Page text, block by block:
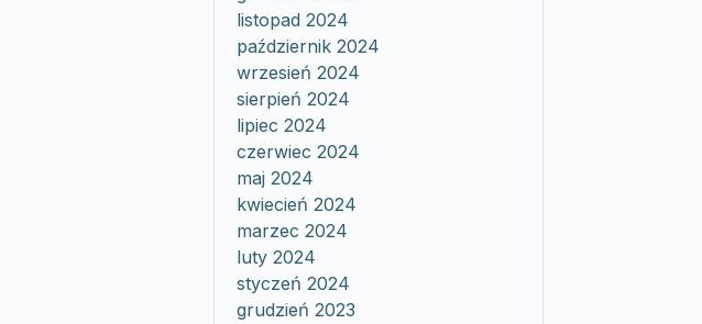
listopad 2024
październik 2024
wrzesień 2024
sierpień 2024
lipiec 2024
czerwiec 2024
maj 2024
kwiecień 2024
marzec 2024
luty 2024
styczeń 2024
grudzień 2023